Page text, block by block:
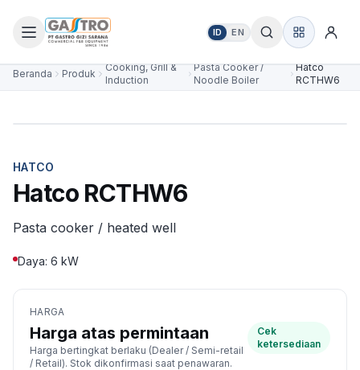
ID EN
Beranda Produk
Cooking, Grill &
Induction
Pasta Cooker /
Noodle Boiler
Hatco
RCTHW6
HATCO
Hatco RCTHW6
Pasta cooker / heated well
Daya: 6 kW
HARGA
Harga atas permintaan
Harga bertingkat berlaku (Dealer / Semi-retail
/ Retail). Stok dikonfirmasi saat penawaran.
Cek
ketersediaan